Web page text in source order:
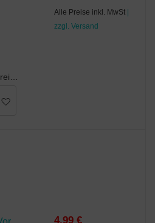
Alle Preise inkl. MwSt |
zzgl. Versand
4,99 €